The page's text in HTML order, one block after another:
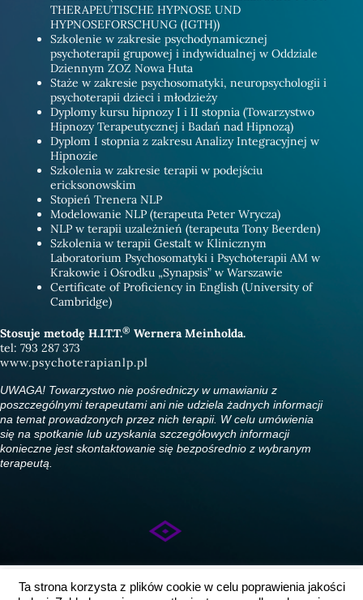
THERAPEUTISCHE HYPNOSE UND
HYPNOSEFORSCHUNG (IGTH))
Szkolenie w zakresie psychodynamicznej
psychoterapii grupowej i indywidualnej w Oddziale
Dziennym ZOZ Nowa Huta
Staże w zakresie psychosomatyki, neuropsychologii i
psychoterapii dzieci i młodzieży
Dyplomy kursu hipnozy I i II stopnia (Towarzystwo
Hipnozy Terapeutycznej i Badań nad Hipnozą)
Dyplom I stopnia z zakresu Analizy Integracyjnej w
Hipnozie
Szkolenia w zakresie terapii w podejściu
ericksonowskim
Stopień Trenera NLP
Modelowanie NLP (terapeuta Peter Wrycza)
NLP w terapii uzależnień (terapeuta Tony Beerden)
Szkolenia w terapii Gestalt w Klinicznym
Laboratorium Psychosomatyki i Psychoterapii AM w
Krakowie i Ośrodku „Synapsis” w Warszawie
Certificate of Proficiency in English (University of
Cambridge)
Stosuje metodę H.I.T.T.® Wernera Meinholda.
tel: 793 287 373
www.psychoterapianlp.pl
UWAGA! Towarzystwo nie pośredniczy w umawianiu z
poszczególnymi terapeutami ani nie udziela żadnych informacji
na temat prowadzonych przez nich terapii. W celu umówienia
się na spotkanie lub uzyskania szczegółowych informacji
konieczne jest skontaktowanie się bezpośrednio z wybranym
terapeutą.
Prawa autorskie © 2026 | Obsługiwane przez Towarzystwo
Ta strona korzysta z plików cookie w celu poprawienia jakości